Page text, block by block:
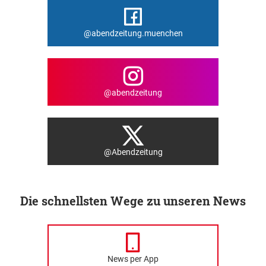
@abendzeitung.muenchen
@abendzeitung
@Abendzeitung
Die schnellsten Wege zu unseren News
News per App